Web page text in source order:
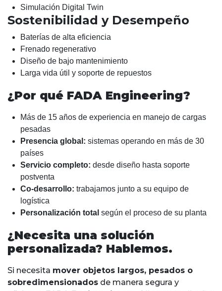
Simulación Digital Twin
Sostenibilidad y Desempeño
Baterías de alta eficiencia
Frenado regenerativo
Diseño de bajo mantenimiento
Larga vida útil y soporte de repuestos
¿Por qué FADA Engineering?
Más de 15 años de experiencia en manejo de cargas
pesadas
Presencia global: sistemas operando en más de 30
países
Servicio completo: desde diseño hasta soporte
postventa
Co-desarrollo: trabajamos junto a su equipo de
logística
Personalización total según el proceso de su planta
¿Necesita una solución
personalizada? Hablemos.
Si necesita mover objetos largos, pesados o
sobredimensionados de manera segura y